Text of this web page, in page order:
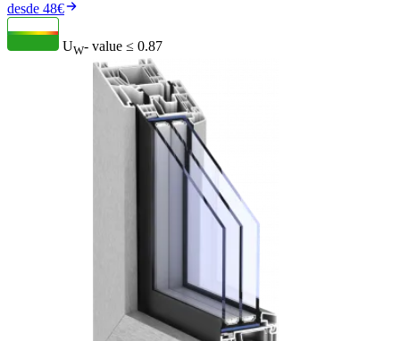
desde 48€
UW- value ≤ 0.87